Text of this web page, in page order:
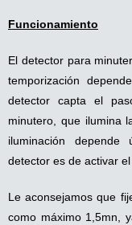
Funcionamiento
El detector para
temporización
detector capta el
minutero, que ilumina
iluminación
detector es de activar
Le aconsejamos que
como máximo 1,5mn,